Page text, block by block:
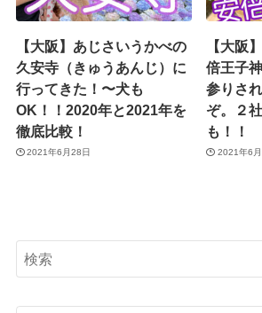
【大阪】あじさいうかべの
久安寺（きゅうあんじ）に
行ってきた！〜犬も
OK！！2020年と2021年を
徹底比較！
2021年6月28日
【大阪
倍王子
参りさ
ぞ。２
も！！
2021年6